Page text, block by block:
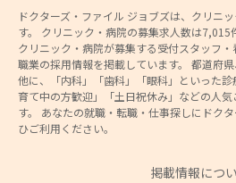
ドクターズ・ファイル ジョブズは、クリニ
す。 クリニック・病院の募集求人数は7,015
クリニック・病院が募集する受付スタッフ
職業の採用情報を掲載しています。 都道府
他に、「内科」「歯科」「眼科」といった
育て中の方歓迎」「土日祝休み」などの人
す。 あなたの就職・転職・仕事探しにドク
ひご利用ください。
掲載情報につ